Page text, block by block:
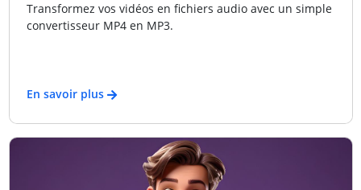
Transformez vos vidéos en fichiers audio avec un simple
convertisseur MP4 en MP3.
En savoir plus